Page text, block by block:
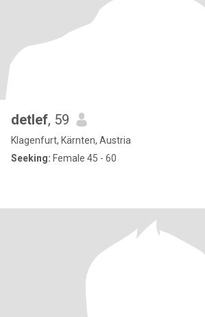
detlef, 59
Klagenfurt, Kärnten, Austria
Seeking: Female 45 - 60